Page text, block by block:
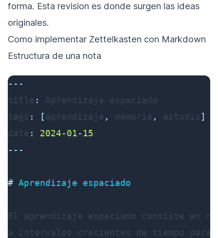
forma. Esta revision es donde surgen las ideas
originales.
Como implementar Zettelkasten con Markdown
Estructura de una nota
---
title :
tags : [ aprendizaje , memoria , estudio ]
date :
2024-01-15
---
# Aprendizaje espaciado
El aprendizaje espaciado consiste en
a intervalos crecientes de tiempo